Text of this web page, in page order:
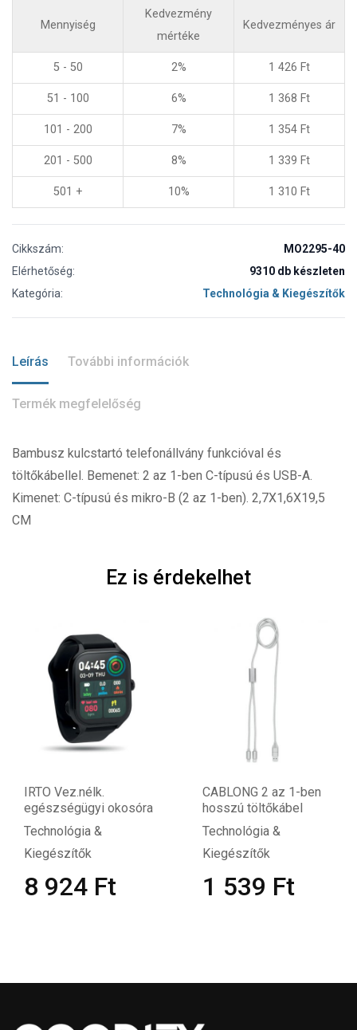
Mennyiség
Kedvezmény
mértéke
Kedvezményes ár
5 - 50 2% 1 426 Ft
51 - 100 6% 1 368 Ft
101 - 200 7% 1 354 Ft
201 - 500 8% 1 339 Ft
501 + 10% 1 310 Ft
Cikkszám:
MO2295-40
Elérhetőség:
9310 db készleten
Kategória:
Technológia & Kiegészítők
Leírás További információk
Termék megfelelőség
Bambusz kulcstartó telefonállvány funkcióval és
töltőkábellel. Bemenet: 2 az 1-ben C-típusú és USB-A.
Kimenet: C-típusú és mikro-B (2 az 1-ben). 2,7X1,6X19,5
CM
Ez is érdekelhet
IRTO Vez.nélk.
egészségügyi okosóra
Technológia &
Kiegészítők
8 924 Ft
CABLONG 2 az 1-ben
hosszú töltőkábel
Technológia &
Kiegészítők
1 539 Ft